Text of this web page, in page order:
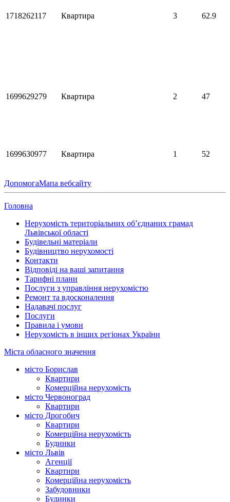
1718262117 Квартира 3 62.9
1699629279 Квартира 2 47
1699630977 Квартира 1 52
ДопомогаМапа вебсайту
Головна
Нерухомість територіальних об’єднаних грамад
Львівської області
Будівельні матеріали
Будівництво нерухомості
Контакти
Відповіді на ваші запитання
Тарифні плани
Послуги з управління нерухомістю
Ремонт та вдосконалення
Надавачі послуг
Послуги
Правила і умови
Нерухомість в інших регіонах України
Міста обласного значення
місто Борислав
Квартири
Комерційна нерухомість
місто Червоноград
Квартири
місто Дрогобич
Квартири
Комерційна нерухомість
Будинки
місто Львів
Агенції
Квартири
Комерційна нерухомість
Забудовники
Будинки